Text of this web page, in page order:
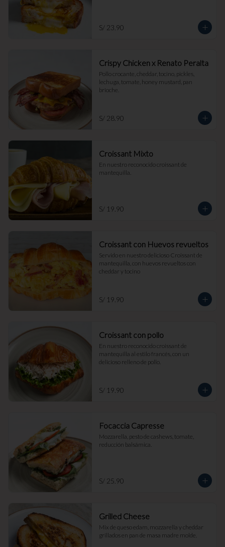
S/ 23.90
Crispy Chicken x Renato Peralta
Pollo crocante, cheddar, tocino, pickles,
lechuga, tomate, honey mustard, pan
brioche.
S/ 28.90
Croissant Mixto
En nuestro reconocido croissant de
mantequilla.
S/ 19.90
Croissant con Huevos revueltos
Servido en nuestro delicioso Croissant de
mantequilla, con huevos revueltos con
cheddar y tocino
S/ 19.90
Croissant con pollo
En nuestro reconocido croissant de
mantequilla al estilo francés, con un
delicioso relleno de pollo.
S/ 19.90
Focaccia Capresse
Mozzarella, pesto de cashews, tomate,
reducción balsámica.
S/ 25.90
Grilled Cheese
Mix de queso edam, mozzarella y cheddar
grillados en pan de masa madre molde.